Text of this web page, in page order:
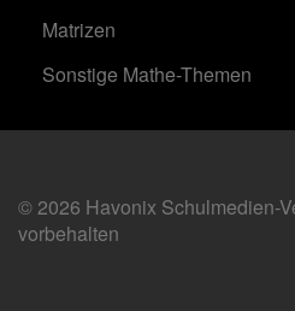
Matrizen
Sonstige Mathe-Themen
© 2026 Havonix Schulmedien-
vorbehalten